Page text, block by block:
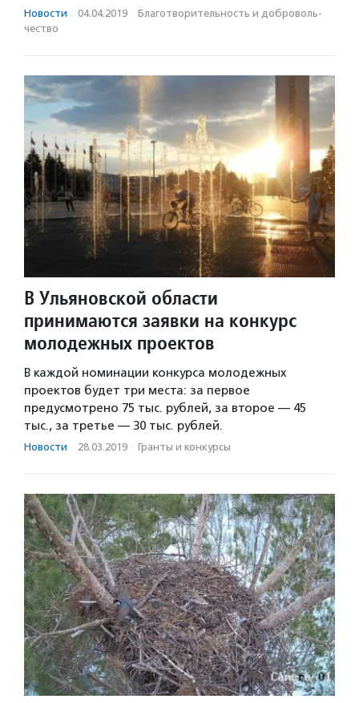
Новости · 04.04.2019 · Благотвори­тель­ность и доброволь­
чест­во
В Ульяновской области
принимаются заявки на конкурс
молодежных проектов
В каждой номинации конкурса молодежных
проектов будет три места: за первое
предусмотрено 75 тыс. рублей, за второе — 45
тыс., за третье — 30 тыс. рублей.
Новости · 28.03.2019 · Гранты и конкурсы